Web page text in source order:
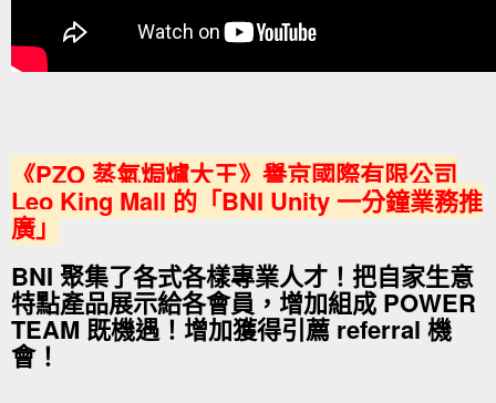
《PZO 蒸氣焗爐大王》譽京國際有限公司
Leo King Mall 的「BNI Unity 一分鐘業務推
廣」
BNI 聚集了各式各樣專業人才！把自家生意
特點產品展示給各會員，增加組成 POWER
TEAM 既機遇！增加獲得引薦 referral 機
會！